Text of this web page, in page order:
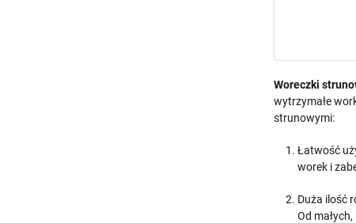
Woreczki
wytrzymałe
strunowymi:
Łatwość
worek i
Duża ilość
Od